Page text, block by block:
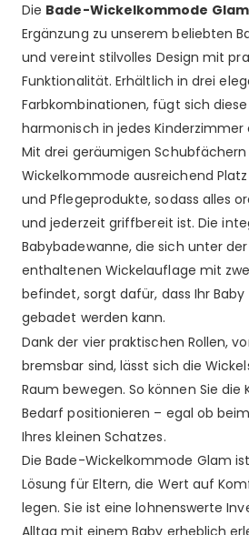
Die Bade-Wickelkommode Glam
Ergänzung zu unserem beliebten
und vereint stilvolles Design mit
Funktionalität. Erhältlich in drei
Farbkombinationen, fügt sich
harmonisch in jedes Kinderzimmer
Mit drei geräumigen
Wickelkommode ausreichend
und Pflegeprodukte, sodass alles
und jederzeit griffbereit ist. Die
Babybadewanne, die sich unter
enthaltenen Wickelauflage mit
befindet, sorgt dafür, dass Ihr
gebadet werden kann.
Dank der vier praktischen Rollen,
bremsbar sind, lässt sich die
Raum bewegen. So können Sie
Bedarf positionieren – egal ob
Ihres kleinen Schatzes.
Die Bade-Wickelkommode Glam
Lösung für Eltern, die Wert auf
legen. Sie ist eine lohnenswerte